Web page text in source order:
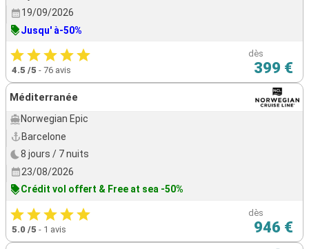
19/09/2026
Jusqu' à-50%
4.5 /5 - 76 avis
dès
399 €
Méditerranée
Norwegian Epic
Barcelone
8 jours / 7 nuits
23/08/2026
Crédit vol offert & Free at sea -50%
5.0 /5 - 1 avis
dès
946 €